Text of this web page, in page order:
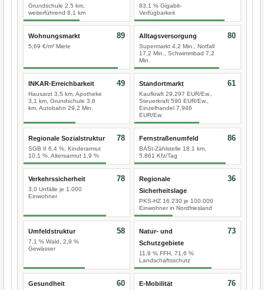
Grundschule 2,5 km,
weiterführend 8,1 km
83,1 % Gigabit-
Verfügbarkeit
Wohnungsmarkt
5,69 €/m² Miete
89 Alltagsversorgung
Supermarkt 4,2 Min., Notfall
17,2 Min., Schwimmbad 7,2
Min.
80
INKAR-Erreichbarkeit
Hausarzt 3,5 km, Apotheke
3,1 km, Grundschule 3,6
km, Autobahn 29,2 Min.
49 Standortmarkt
Kaufkraft 29.297 EUR/Ew.,
Steuerkraft 590 EUR/Ew.,
Einzelhandel 7.946
EUR/Ew.
61
Regionale Sozialstruktur
SGB II 6,4 %, Kinderarmut
10,1 %, Altersarmut 1,9 %
78 Fernstraßenumfeld
BASt-Zählstelle 18,1 km,
5.861 Kfz/Tag
86
Verkehrssicherheit
3,0 Unfälle je 1.000
Einwohner
78
Regionale
Sicherheitslage
PKS-HZ 16.230 je 100.000
Einwohner in Nordfriesland
36
Umfeldstruktur
7,1 % Wald, 2,9 %
Gewässer
58
Natur- und
Schutzgebiete
11,8 % FFH, 71,6 %
Landschaftsschutz
73
Gesundheit 60 E-Mobilität 76